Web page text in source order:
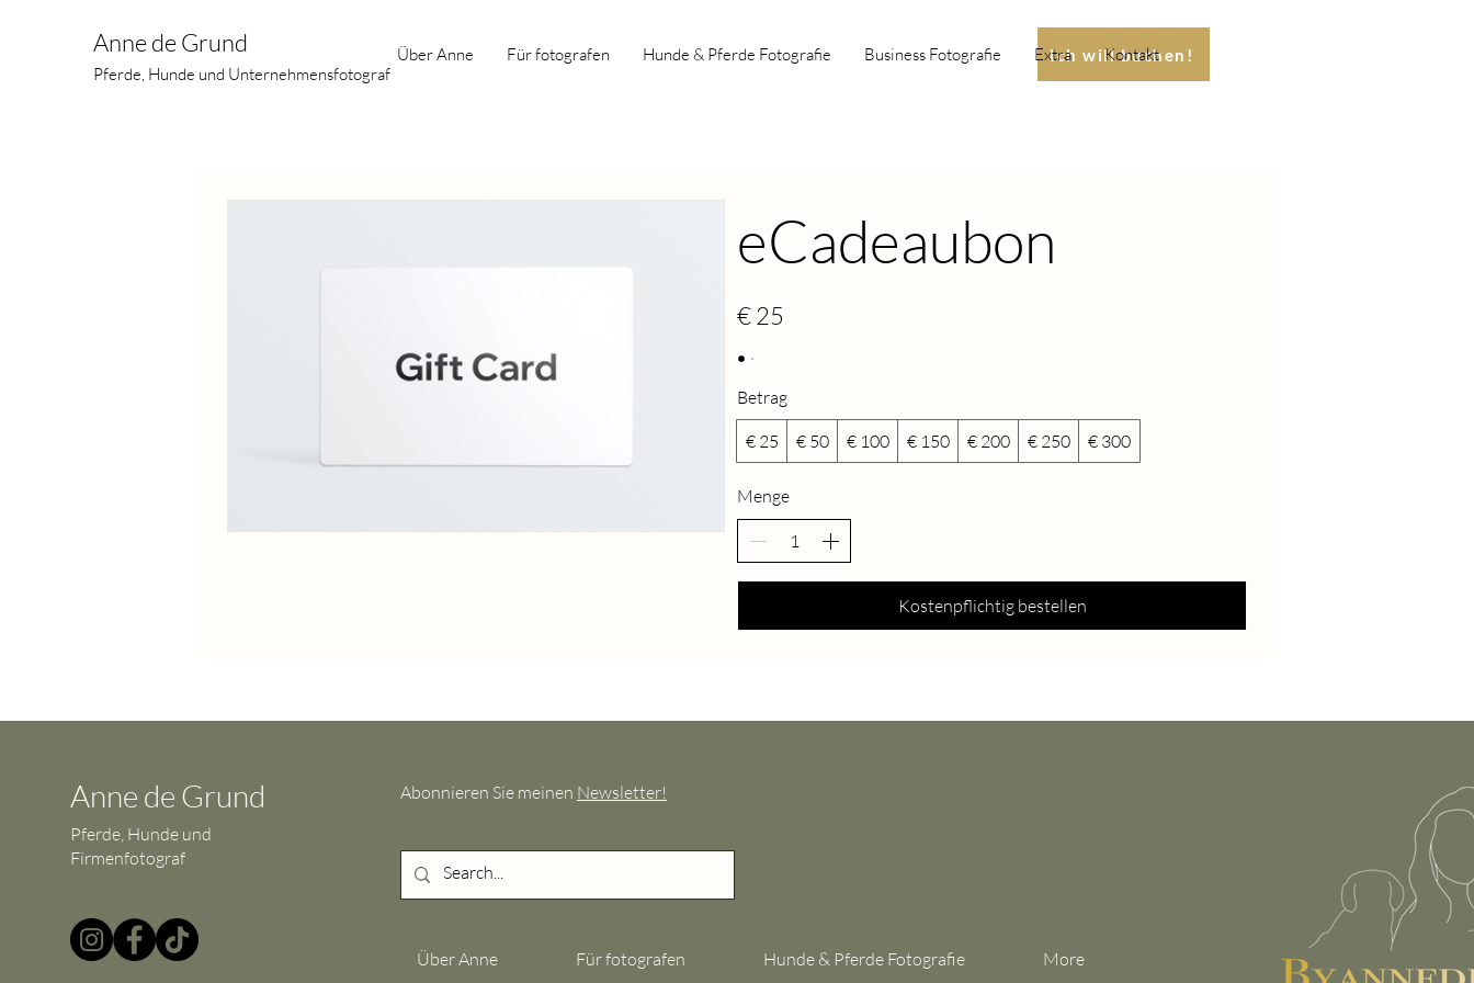
Anne de Grund
Pferde, Hunde und Unternehmensfotograf
Ich will buchen!
Über Anne Für fotografen Hunde & Pferde Fotografie Business Fotografie Extra Kontakt
eCadeaubon
€ 25
Betrag
€ 25
€ 50 € 100 € 150 € 200 € 250 € 300
Menge
Kostenpflichtig bestellen
Anne de Grund
Pferde, Hunde und
Firmenfotograf
Abonnieren Sie meinen Newsletter!
Über Anne Für fotografen Hunde & Pferde Fotografie More